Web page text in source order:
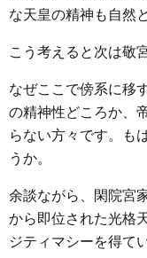
な天皇の精神も自然
こう考えると次は敬
なぜここで傍系に移
の精神性どころか、
らない方々です。も
うか。
余談ながら、閑院宮
から即位された光格
ジティマシーを得て